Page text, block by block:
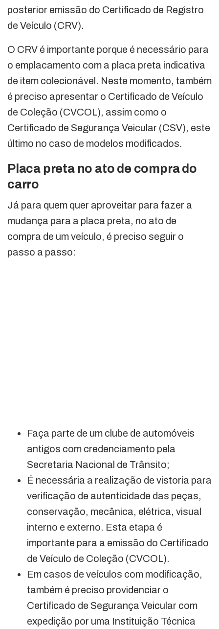
posterior emissão do Certificado de Registro
de Veículo (CRV).
O CRV é importante porque é necessário para
o emplacamento com a placa preta indicativa
de item colecionável. Neste momento, também
é preciso apresentar o Certificado de Veículo
de Coleção (CVCOL), assim como o
Certificado de Segurança Veicular (CSV), este
último no caso de modelos modificados.
Placa preta no ato de compra do
carro
Já para quem quer aproveitar para fazer a
mudança para a placa preta, no ato de
compra de um veículo, é preciso seguir o
passo a passo:
Faça parte de um clube de automóveis
antigos com credenciamento pela
Secretaria Nacional de Trânsito;
É necessária a realização de vistoria para
verificação de autenticidade das peças,
conservação, mecânica, elétrica, visual
interno e externo. Esta etapa é
importante para a emissão do Certificado
de Veículo de Coleção (CVCOL).
Em casos de veículos com modificação,
também é preciso providenciar o
Certificado de Segurança Veicular com
expedição por uma Instituição Técnica